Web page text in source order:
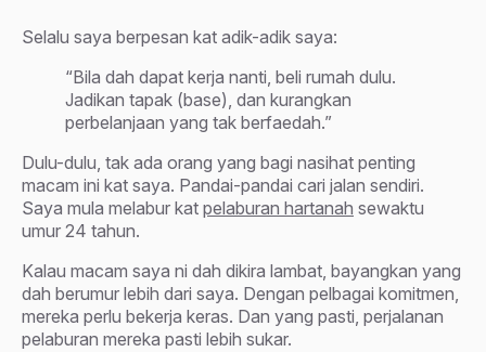
Selalu saya berpesan kat adik-adik saya:
“Bila dah dapat kerja nanti, beli rumah dulu.
Jadikan tapak (base), dan kurangkan
perbelanjaan yang tak berfaedah.”
Dulu-dulu, tak ada orang yang bagi nasihat penting
macam ini kat saya. Pandai-pandai cari jalan sendiri.
Saya mula melabur kat pelaburan hartanah sewaktu
umur 24 tahun.
Kalau macam saya ni dah dikira lambat, bayangkan yang
dah berumur lebih dari saya. Dengan pelbagai komitmen,
mereka perlu bekerja keras. Dan yang pasti, perjalanan
pelaburan mereka pasti lebih sukar.